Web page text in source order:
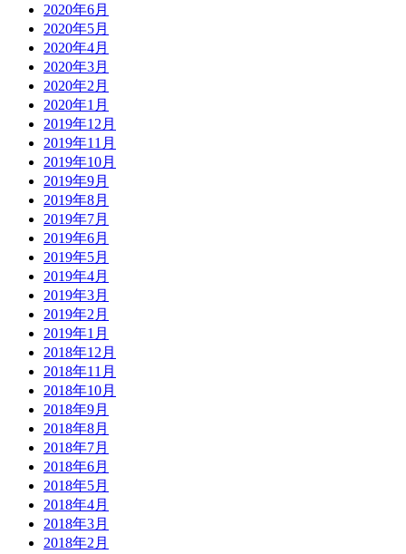
2020年6月
2020年5月
2020年4月
2020年3月
2020年2月
2020年1月
2019年12月
2019年11月
2019年10月
2019年9月
2019年8月
2019年7月
2019年6月
2019年5月
2019年4月
2019年3月
2019年2月
2019年1月
2018年12月
2018年11月
2018年10月
2018年9月
2018年8月
2018年7月
2018年6月
2018年5月
2018年4月
2018年3月
2018年2月